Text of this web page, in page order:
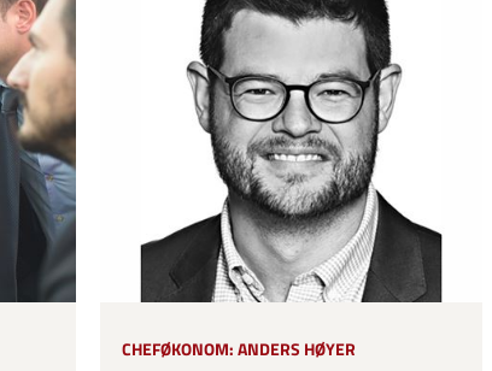
CHEFØKONOM: ANDERS HØYER